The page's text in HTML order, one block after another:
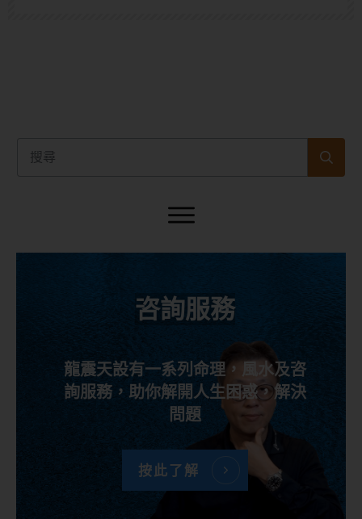
咨詢服務
龍震天設有一系列命理，風水及咨
詢服務，助你解開人生困惑，解決
問題
按此了解